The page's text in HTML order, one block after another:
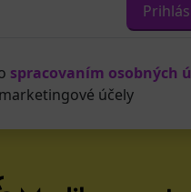
spracovaním osobných
účely